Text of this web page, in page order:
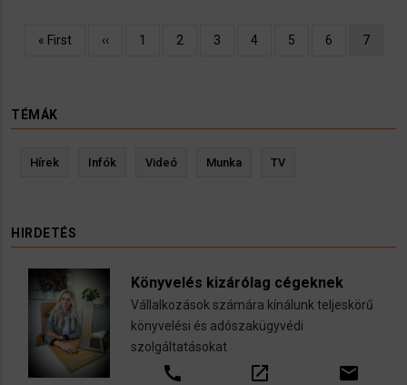
Oldalszámozás
Első
« First
Előző
‹‹ Oldal
1 Oldal
2 Oldal
3 Oldal
4 Oldal
5 Oldal
6 7
TÉMÁK
Hírek Infók Videó Munka TV
HIRDETÉS
Könyvelés kizárólag cégeknek
Vállalkozások számára kínálunk teljeskörű
könyvelési és adószakügyvédi
szolgáltatásokat
call open_in_new email